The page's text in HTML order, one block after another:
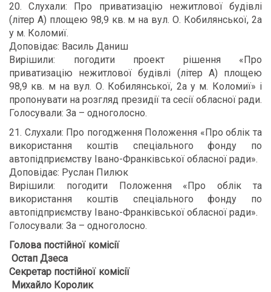
20. Слухали: Про приватизацію нежитлової будівлі
(літер А) площею 98,9 кв. м на вул. О. Кобилянської, 2а
у м. Коломиї.
Доповідає: Василь Даниш
Вирішили: погодити проект рішення «Про
приватизацію нежитлової будівлі (літер А) площею
98,9 кв. м на вул. О. Кобилянської, 2а у м. Коломиї» і
пропонувати на розгляд президії та сесії обласної ради.
Голосували: За – одноголосно.
21. Слухали: Про погодження Положення «Про облік та
використання коштів спеціального фонду по
автопідприємству Івано-Франківської обласної ради».
Доповідає: Руслан Пилюк
Вирішили: погодити Положення «Про облік та
використання коштів спеціального фонду по
автопідприємству Івано-Франківської обласної ради».
Голосували: За – одноголосно.
Голова постійної комісії
Остап Дзеса
Секретар постійної комісії
Михайло Королик